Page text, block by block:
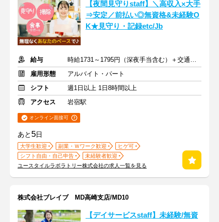
【夜間見守りstaff】＼高収入×大手
⇒安定／前払い◎無資格&未経験O
K★見守り・記録etc/Jb
給与
時給1731～1795円（深夜手当含む）＋交通費支給
雇用形態
アルバイト・パート
シフト
週1日以上 1日8時間以上
アクセス
岩宿駅
オンライン面接可
あと 5日
大学生歓迎 副業・Ｗワーク歓迎
ヒゲ可
シフト自由・自己申告
未経験者歓迎
ユースタイルラボラトリー株式会社の求人一覧を見る
株式会社ブレイブ MD高崎支店/MD10
【デイサービスstaff】未経験/無資